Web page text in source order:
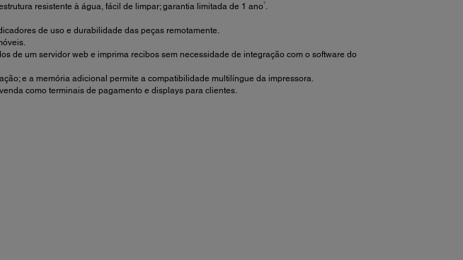
resistente à água, fácil de limpar; garantia limitada de 1 ano7 .
de uso e durabilidade das peças remotamente.
de um servidor web e imprima recibos sem necessidade de integração com o software do
e a memória adicional permite a compatibilidade multilíngue da impressora.
como terminais de pagamento e displays para clientes.